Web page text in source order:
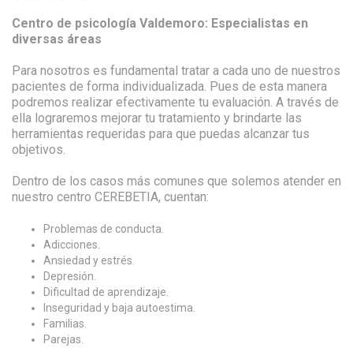
Centro de psicología Valdemoro: Especialistas en
diversas áreas
Para nosotros es fundamental tratar a cada uno de nuestros
pacientes de forma individualizada. Pues de esta manera
podremos realizar efectivamente tu evaluación. A través de
ella lograremos mejorar tu tratamiento y brindarte las
herramientas requeridas para que puedas alcanzar tus
objetivos.
Dentro de los casos más comunes que solemos atender en
nuestro centro CEREBETIA, cuentan:
Problemas de conducta.
Adicciones.
Ansiedad y estrés.
Depresión.
Dificultad de aprendizaje.
Inseguridad y baja autoestima.
Familias.
Parejas.